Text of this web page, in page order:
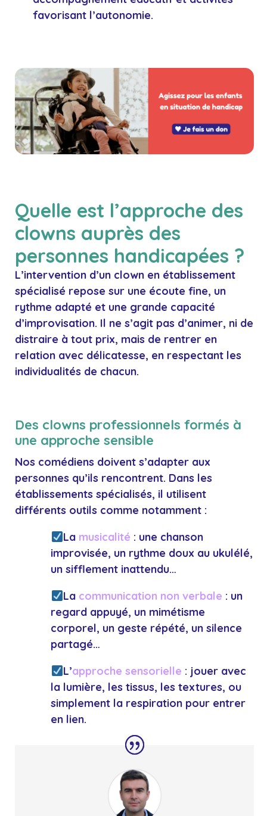
favorisant l’autonomie.
Quelle est l’approche des
clowns auprès des
personnes handicapées ?
L’intervention d’un clown en établissement
spécialisé repose sur une écoute fine, un
rythme adapté et une grande capacité
d’improvisation. Il ne s’agit pas d’animer, ni de
distraire à tout prix, mais de rentrer en
relation avec délicatesse, en respectant les
individualités de chacun.
Des clowns professionnels formés à
une approche sensible
Nos comédiens doivent s’adapter aux
personnes qu’ils rencontrent. Dans les
établissements spécialisés, il utilisent
différents outils comme notamment :
La musicalité : une chanson
improvisée, un rythme doux au ukulélé,
un sifflement inattendu…
La communication non verbale : un
regard appuyé, un mimétisme
corporel, un geste répété, un silence
partagé…
L’approche sensorielle : jouer avec
la lumière, les tissus, les textures, ou
simplement la respiration pour entrer
en lien.